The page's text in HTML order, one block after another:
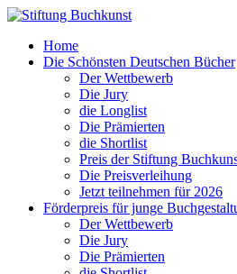
Home
Die Schönsten Deutschen Bücher
Der Wettbewerb
Die Jury
die Longlist
Die Prämierten
die Shortlist
Preis der Stiftung
Die Preisverleihung
Jetzt teilnehmen für 2026
Förderpreis für junge
Der Wettbewerb
Die Jury
Die Prämierten